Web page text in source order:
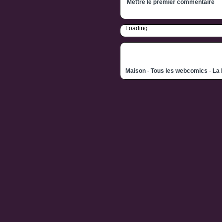
Mettre le premier commentaire
Loading
Maison - Tous les webcomics - La